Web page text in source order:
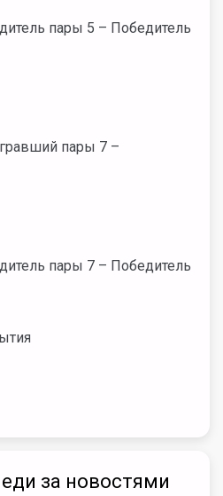
пары 5 – Победитель
пары 7 –
пары 7 – Победитель
за новостями